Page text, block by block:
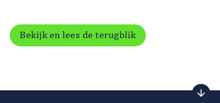
Bekijk en lees de terugblik